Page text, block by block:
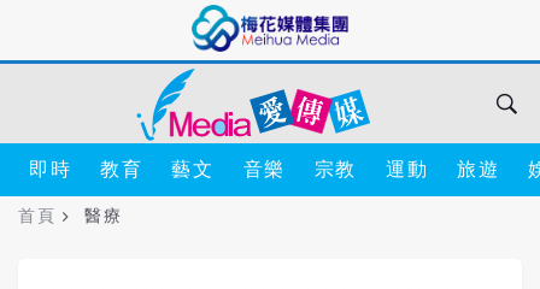
即時 教育 藝文 音樂 宗教 運動 旅遊
首頁 醫療